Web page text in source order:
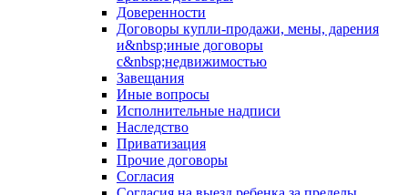
Доверенности
Договоры купли-продажи, мены, дарения
и&nbsp;иные договоры
с&nbsp;недвижимостью
Завещания
Иные вопросы
Исполнительные надписи
Наследство
Приватизация
Прочие договоры
Согласия